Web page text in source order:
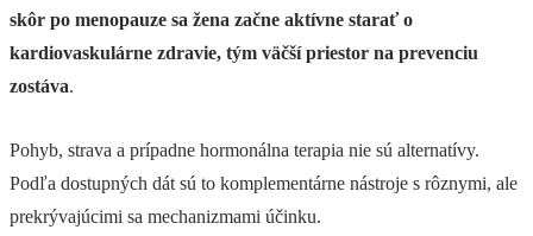
skôr po menopauze sa žena začne aktívne starať o
kardiovaskulárne zdravie, tým väčší priestor na prevenciu
zostáva.
Pohyb, strava a prípadne hormonálna terapia nie sú alternatívy.
Podľa dostupných dát sú to komplementárne nástroje s rôznymi, ale
prekrývajúcimi sa mechanizmami účinku.